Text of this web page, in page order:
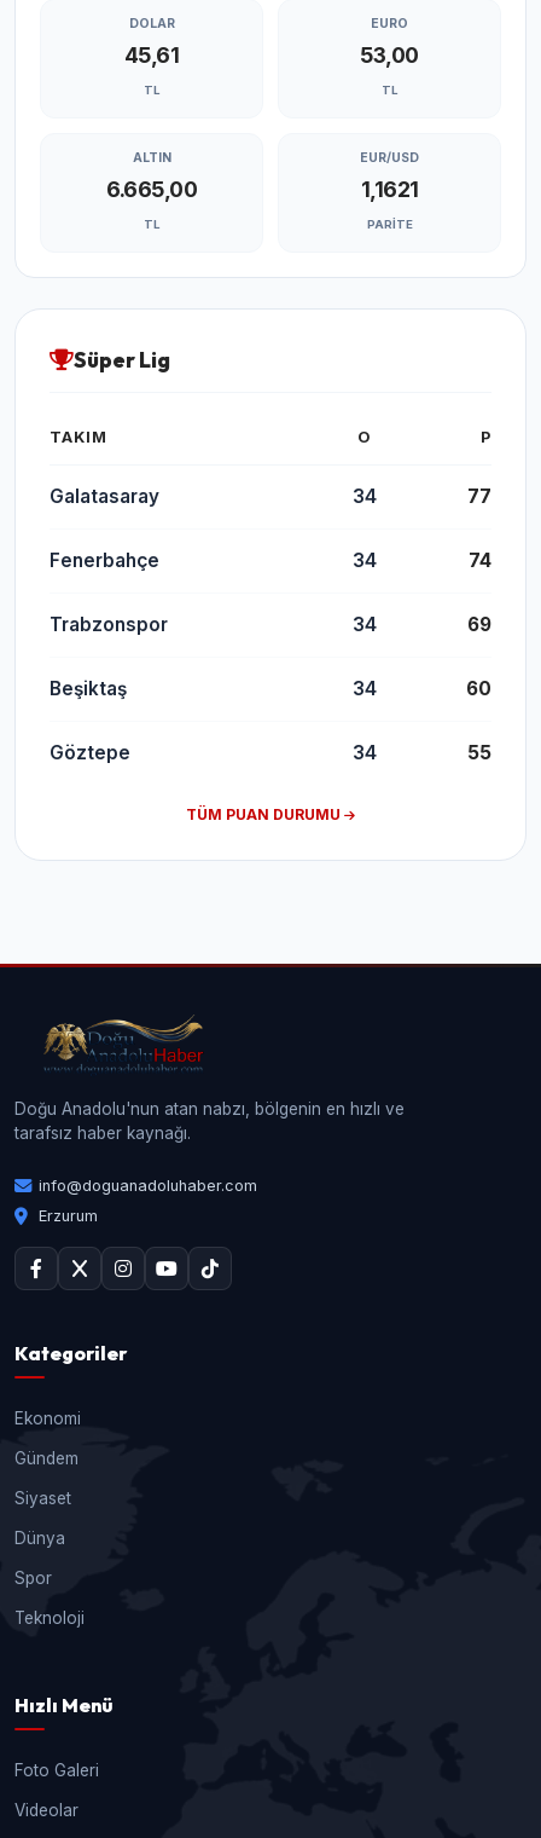
DOLAR
45,61
TL
EURO
53,00
TL
ALTIN
6.665,00
TL
EUR/USD
1,1621
PARITE
Süper Lig
TAKIM O P
Galatasaray 34 77
Fenerbahçe 34 74
Trabzonspor 34 69
Beşiktaş 34 60
Göztepe 34 55
TÜM PUAN DURUMU
Doğu Anadolu'nun atan nabzı, bölgenin en hızlı ve
tarafsız haber kaynağı.
info@doguanadoluhaber.com
Erzurum
Kategoriler
Ekonomi
Gündem
Siyaset
Dünya
Spor
Teknoloji
Hızlı Menü
Foto Galeri
Videolar